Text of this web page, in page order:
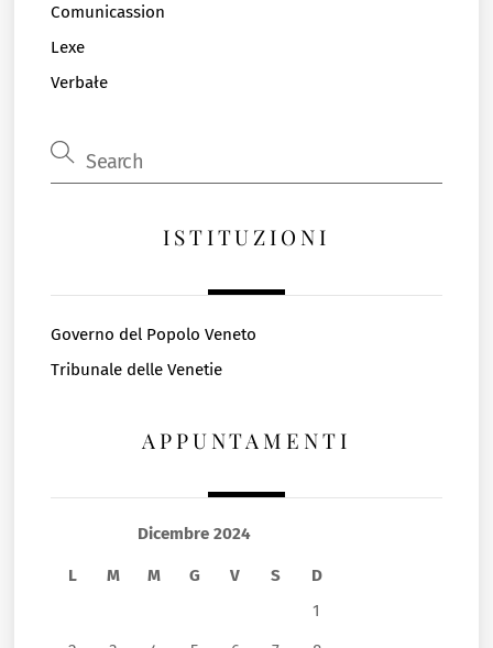
Comunicassion
Lexe
Verbałe
ISTITUZIONI
Governo del Popolo Veneto
Tribunale delle Venetie
APPUNTAMENTI
Dicembre 2024
L M M G V S
D
1